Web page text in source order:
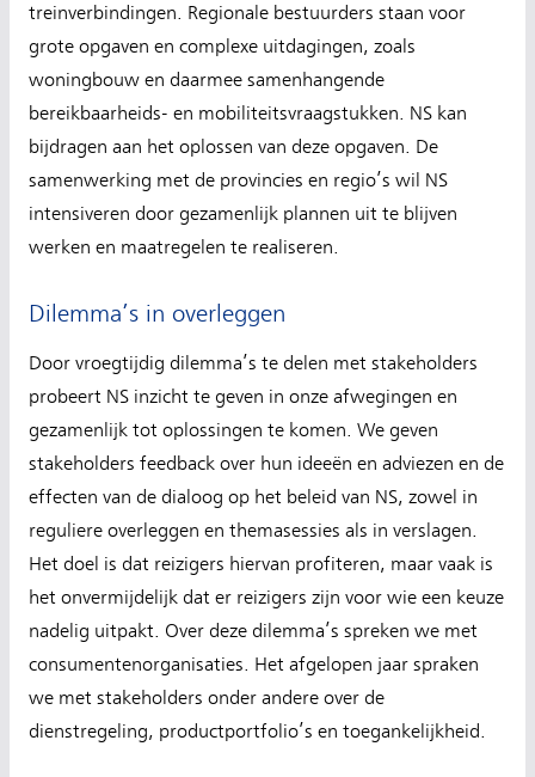
treinverbindingen. Regionale bestuurders staan voor
grote opgaven en complexe uitdagingen, zoals
woningbouw en daarmee samenhangende
bereikbaarheids- en mobiliteitsvraagstukken. NS kan
bijdragen aan het oplossen van deze opgaven. De
samenwerking met de provincies en regio’s wil NS
intensiveren door gezamenlijk plannen uit te blijven
werken en maatregelen te realiseren.
Dilemma’s in overleggen
Door vroegtijdig dilemma’s te delen met stakeholders
probeert NS inzicht te geven in onze afwegingen en
gezamenlijk tot oplossingen te komen. We geven
stakeholders feedback over hun ideeën en adviezen en de
effecten van de dialoog op het beleid van NS, zowel in
reguliere overleggen en themasessies als in verslagen.
Het doel is dat reizigers hiervan profiteren, maar vaak is
het onvermijdelijk dat er reizigers zijn voor wie een keuze
nadelig uitpakt. Over deze dilemma’s spreken we met
consumentenorganisaties. Het afgelopen jaar spraken
we met stakeholders onder andere over de
dienstregeling, productportfolio’s en toegankelijkheid.